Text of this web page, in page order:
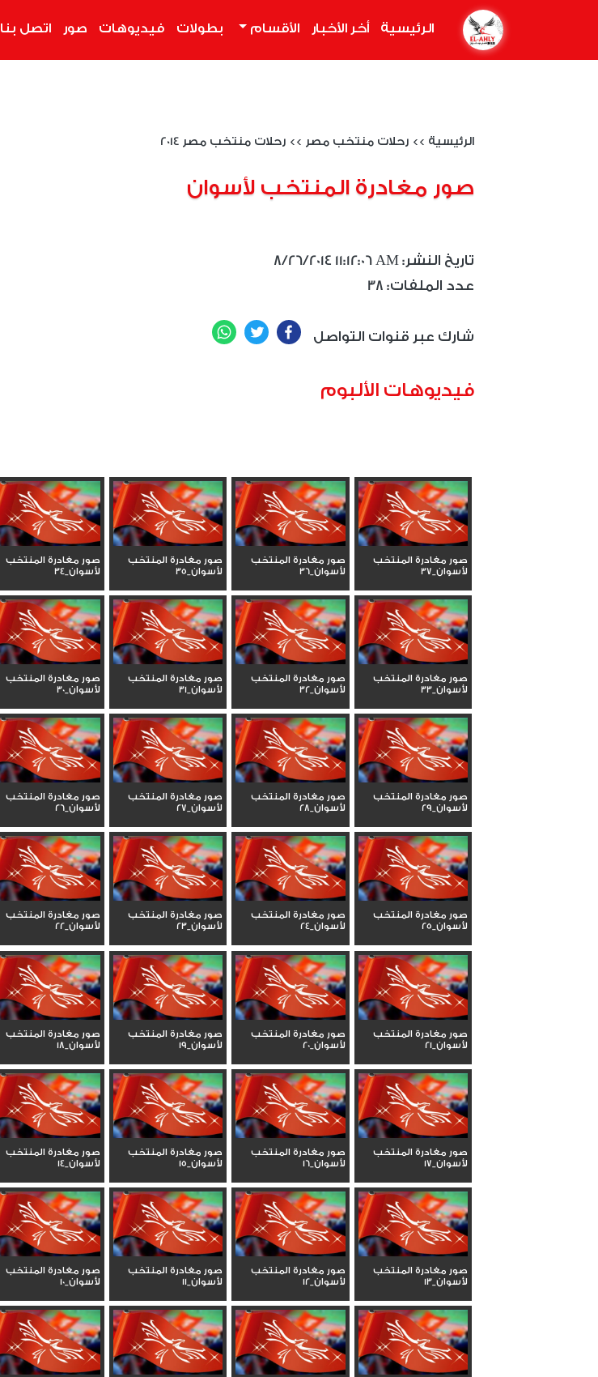
الرئيسية أخر الأخبار الأقسام بطولات فيديوهات صور اتصل بنا
الرئيسية >> رحلات منتخب مصر >> رحلات منتخب مصر 2014
صور مغادرة المنتخب لأسوان
8/26/2014 11:12:06 AM :تاريخ النشر
38 :عدد الملفات
شارك عبر قنوات التواصل Facebook
Twitter
WhatsApp
فيديوهات الألبوم
صور مغادرة المنتخب
لأسوان_37
صور مغادرة المنتخب
لأسوان_36
صور مغادرة المنتخب
لأسوان_35
صور مغادرة المنتخب
لأسوان_34
صور مغادرة المنتخب
لأسوان_33
صور مغادرة المنتخب
لأسوان_32
صور مغادرة المنتخب
لأسوان_31
صور مغادرة المنتخب
لأسوان_30
صور مغادرة المنتخب
لأسوان_29
صور مغادرة المنتخب
لأسوان_28
صور مغادرة المنتخب
لأسوان_27
صور مغادرة المنتخب
لأسوان_26
صور مغادرة المنتخب
لأسوان_25
صور مغادرة المنتخب
لأسوان_24
صور مغادرة المنتخب
لأسوان_23
صور مغادرة المنتخب
لأسوان_22
صور مغادرة المنتخب
لأسوان_21
صور مغادرة المنتخب
لأسوان_20
صور مغادرة المنتخب
لأسوان_19
صور مغادرة المنتخب
لأسوان_18
صور مغادرة المنتخب
لأسوان_17
صور مغادرة المنتخب
لأسوان_16
صور مغادرة المنتخب
لأسوان_15
صور مغادرة المنتخب
لأسوان_14
صور مغادرة المنتخب
لأسوان_13
صور مغادرة المنتخب
لأسوان_12
صور مغادرة المنتخب
لأسوان_11
صور مغادرة المنتخب
لأسوان_10